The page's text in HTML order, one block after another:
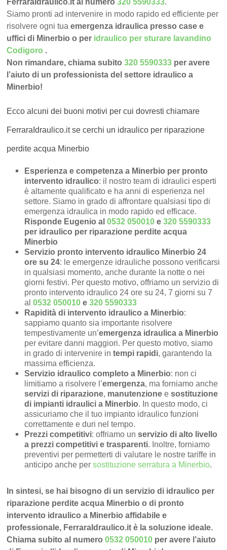
FerraraIdraulico.it al numero320 5590333.
Siamo pronti ad intervenire in modo rapido ed efficiente per
risolvere ogni tuaemergenza idraulica presso case e
uffici di Minerbio o per idraulico per sturare lavandino
Codigoro .
Non rimandare, chiama subito320 5590333 per avere
l’aiuto di un professionista del settore idraulico a
Minerbio!
Ecco alcuni dei buoni motivi per cui dovresti chiamare
FerraraIdraulico.it se cerchi un idraulico per riparazione
perdite acqua Minerbio
Esperienza e competenza a Minerbio per pronto
intervento idraulico: il nostro team di idraulici esperti
è altamente qualificato e ha anni di esperienza nel
settore. Siamo in grado di affrontare qualsiasi tipo di
emergenza idraulica in modo rapido ed efficace.
Risponde Eugenio al0532 050010 e320 5590333
per idraulico per riparazione perdite acqua
Minerbio
Servizio pronto intervento idraulico Minerbio 24
ore su 24: le emergenze idrauliche possono verificarsi
in qualsiasi momento, anche durante la notte o nei
giorni festivi. Per questo motivo, offriamo un servizio di
pronto intervento idraulico 24 ore su 24, 7 giorni su 7
al0532 050010 e320 5590333
Rapidità di intervento idraulico a Minerbio:
sappiamo quanto sia importante risolvere
tempestivamente un’emergenza idraulica a Minerbio
per evitare danni maggiori. Per questo motivo, siamo
in grado di intervenire intempi rapidi, garantendo la
massima efficienza.
Servizio idraulico completo a Minerbio: non ci
limitiamo a risolvere l’emergenza, ma forniamo anche
servizi di riparazione, manutenzione esostituzione
di impianti idraulici a Minerbio. In questo modo, ci
assicuriamo che il tuo impianto idraulico funzioni
correttamente e duri nel tempo.
Prezzi competitivi: offriamo unservizio di alto livello
a prezzi competitivi e trasparenti. Inoltre, forniamo
preventivi per permetterti di valutare le nostre tariffe in
anticipo anche persostituzione serratura a Minerbio.
In sintesi, se hai bisogno di un servizio di idraulico per
riparazione perdite acqua Minerbio o di pronto
intervento idraulico a Minerbio affidabile e
professionale, FerraraIdraulico.it è la soluzione ideale.
Chiama subito al numero0532 050010 per avere l’aiuto